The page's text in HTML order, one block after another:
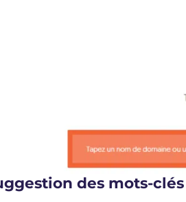
des mots-clés